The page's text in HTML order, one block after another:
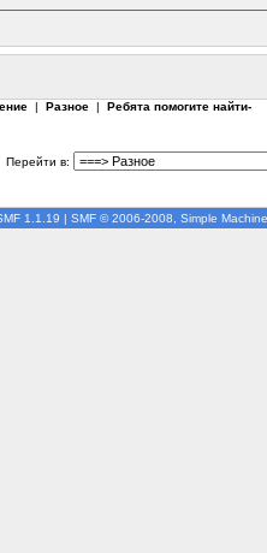
| Разное | Ребята помогите найти-
Перейти в:
1.1.19 | SMF © 2006-2008, Simple